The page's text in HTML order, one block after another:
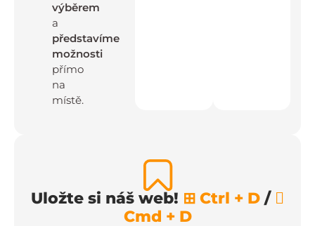
výběrem
a
představíme
možnosti
přímo
na
místě.
Uložte si náš web! ⊞ Ctrl + D / 
Cmd + D